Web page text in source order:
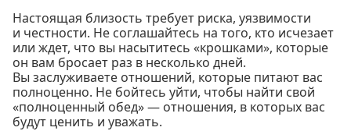
Настоящая близость требует риска, уязвимости
и честности. Не соглашайтесь на того, кто исчезает
или ждет, что вы насытитесь «крошками», которые
он вам бросает раз в несколько дней.
Вы заслуживаете отношений, которые питают вас
полноценно. Не бойтесь уйти, чтобы найти свой
«полноценный обед» — отношения, в которых вас
будут ценить и уважать.